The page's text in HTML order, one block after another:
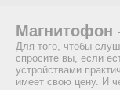
Магнитофон
Для того, чтобы
спросите вы, если
устройствами
имеет свою цену. И